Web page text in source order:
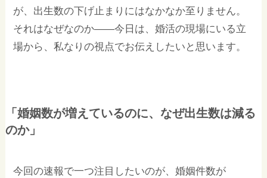
が、出生数の下げ止まりにはなかなか至りません。
それはなぜなのか——今日は、婚活の現場にいる立
場から、私なりの視点でお伝えしたいと思います。
「婚姻数が増えているのに、なぜ出生数は減る
のか」
今回の速報で一つ注目したいのが、婚姻件数が